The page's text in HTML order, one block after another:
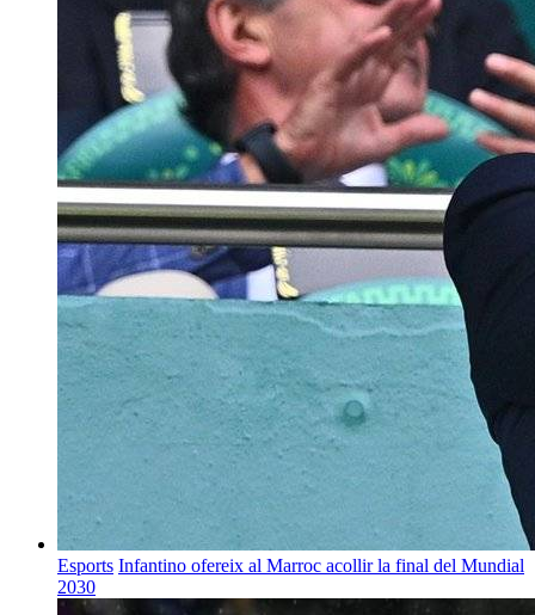
Esports Infantino ofereix al Marroc acollir la final del Mundial
2030